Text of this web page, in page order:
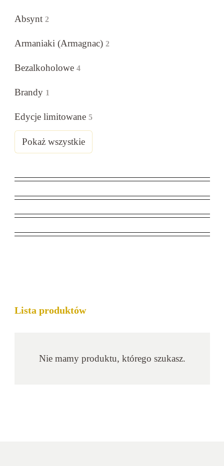
Absynt 2
Armaniaki (Armagnac) 2
Bezalkoholowe 4
Brandy 1
Edycje limitowane 5
Pokaż wszystkie
Lista produktów
Nie mamy produktu, którego szukasz.